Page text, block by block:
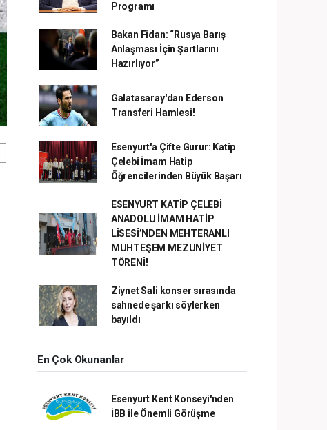
Programı
Bakan Fidan: “Rusya Barış
Anlaşması İçin Şartlarını
Hazırlıyor”
Galatasaray'dan Ederson
Transferi Hamlesi!
Esenyurt'a Çifte Gurur: Katip
Çelebi İmam Hatip
Öğrencilerinden Büyük Başarı
ESENYURT KATİP ÇELEBİ
ANADOLU İMAM HATİP
LİSESİ’NDEN MEHTERANLI
MUHTEŞEM MEZUNİYET
TÖRENİ!
Ziynet Sali konser sırasında
sahnede şarkı söylerken
bayıldı
En Çok Okunanlar
Esenyurt Kent Konseyi'nden
İBB ile Önemli Görüşme